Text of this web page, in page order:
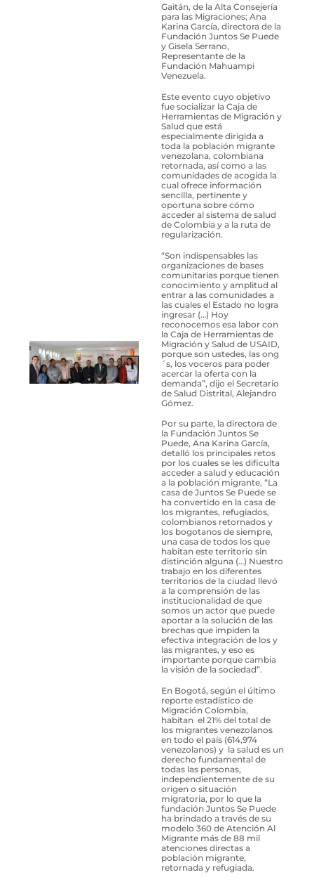
Gaitán, de la Alta Consejería
para las Migraciones; Ana
Karina García, directora de la
Fundación Juntos Se Puede
y Gisela Serrano,
Representante de la
Fundación Mahuampi
Venezuela.
Este evento cuyo objetivo
fue ​socializar la Caja de
Herramientas de Migración y
Salud que está
especialmente dirigida a
toda l​​a población migrante
venezolana, colombiana
retornada, así como a las
comunidades de acogida la
cual ofrece información
sencilla, pertinente y
oportuna sobre cómo
acceder al sistema de salud
de Colombia y a la ruta de
regularización.
“Son indispensables las
organizaciones de bases
comunitarias porque tienen
conocimiento y amplitud al
entrar a las comunidades a
las cuales el Estado no logra
ingresar (…) Hoy
reconocemos esa labor con
la Caja de Herramientas de
Migración y Salud de USAID,
porque son ustedes, las ong
´s, los voceros para poder
acercar la oferta con la
demanda”, dijo el Secretario
de Salud Distrital, Alejandro
Gómez.
Por su parte, la directora de
la Fundación Juntos Se
Puede, Ana Karina García,
detalló los principales retos
por los cuales se les dificulta
acceder a salud y educación
a la población migrante, “La
casa de Juntos Se Puede se
ha convertido en la casa de
los migrantes, refugiados,
colombianos retornados y
los bogotanos de siempre,
una casa de todos los que
habitan este territorio sin
distinción alguna (…) Nuestro
trabajo en los diferentes
territorios de la ciudad llevó
a la comprensión de las
institucionalidad de que
somos un actor que puede
aportar a la solución de las
brechas que impiden la
efectiva integración de los y
las migrantes, y eso es
importante porque cambia
la visión de la sociedad”.
En Bogotá, según el último
reporte estadístico de
Migración Colombia,
habitan el 21% del total de
los migrantes venezolanos
en todo el país (614,974
venezolanos) y la salud es un
derecho fundamental de
todas las personas,
independientemente de su
origen o situación
migratoria, por lo que la
fundación Juntos Se Puede
ha brindado a través de su
modelo 360 de Atención Al
Migrante más de 88 mil
atenciones directas a
población migrante,
retornada y refugiada.